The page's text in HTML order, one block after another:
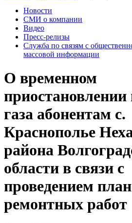
Новости
СМИ о компании
Видео
Пресс-релизы
Служба по связям с
массовой информации
О временном
приостановлении
газа абонентам с.
Краснополье
района
области в связи с
проведением
ремонтных работ